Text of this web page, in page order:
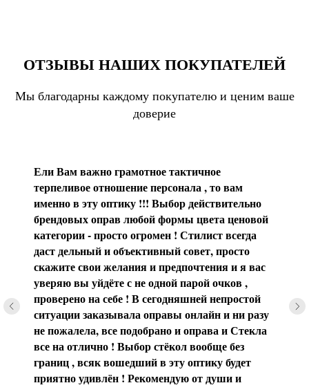
ОТЗЫВЫ НАШИХ ПОКУПАТЕЛЕЙ
Мы благодарны каждому покупателю и ценим ваше
доверие
Ели Вам важно грамотное тактичное
терпеливое отношение персонала , то вам
именно в эту оптику !!! Выбор действительно
брендовых оправ любой формы цвета ценовой
категории - просто огромен ! Стилист всегда
даст дельный и объективный совет, просто
скажите свои желания и предпочтения и я вас
уверяю вы уйдёте с не одной парой очков ,
проверено на себе ! В сегодняшней непростой
ситуации заказывала оправы онлайн и ни разу
не пожалела, все подобрано и оправа и Стекла
все на отлично ! Выбор стёкол вообще без
границ , всяк вошедший в эту оптику будет
приятно удивлён ! Рекомендую от души и